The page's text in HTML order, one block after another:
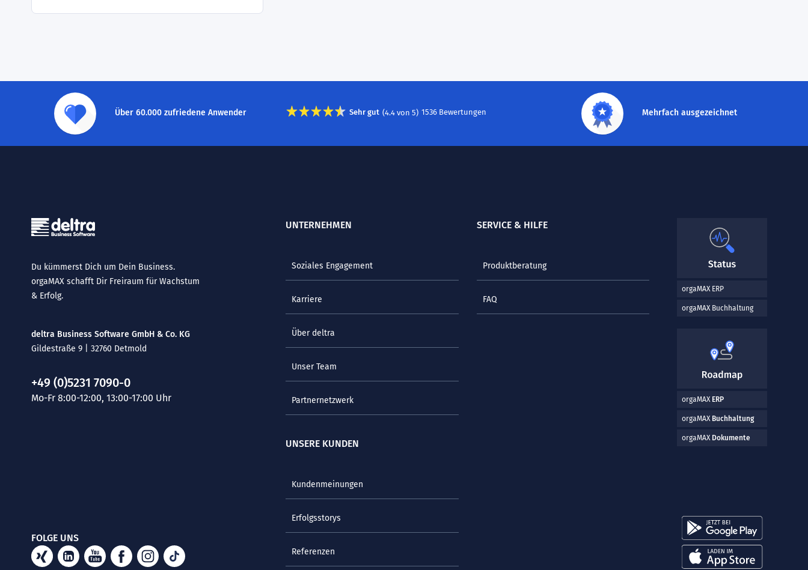
Über 60.000 zufriedene Anwender Sehr gut (4.4 von5) 1536 Bewertungen Mehrfach ausgezeichnet
Du kümmerst Dich um Dein Business.
orgaMAX schafft Dir Freiraum für Wachstum
& Erfolg.
deltra Business Software GmbH & Co. KG
Gildestraße 9 | 32760 Detmold
+49 (0)5231 7090-0
Mo-Fr 8:00-12:00, 13:00-17:00 Uhr
FOLGE UNS
UNTERNEHMEN
Soziales Engagement
Karriere
Über deltra
Unser Team
Partnernetzwerk
UNSERE KUNDEN
Kundenmeinungen
Erfolgsstorys
Referenzen
SERVICE & HILFE
Produktberatung
FAQ
orgaMAX ERP
orgaMAX Buchhaltung
orgaMAX ERP
orgaMAX Buchhaltung
orgaMAX Dokumente